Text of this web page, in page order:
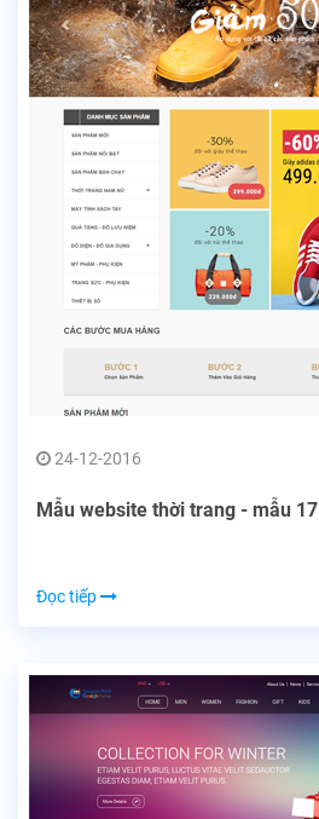
24-12-2016
Mẫu website thời trang - mẫu 17
Đọc tiếp